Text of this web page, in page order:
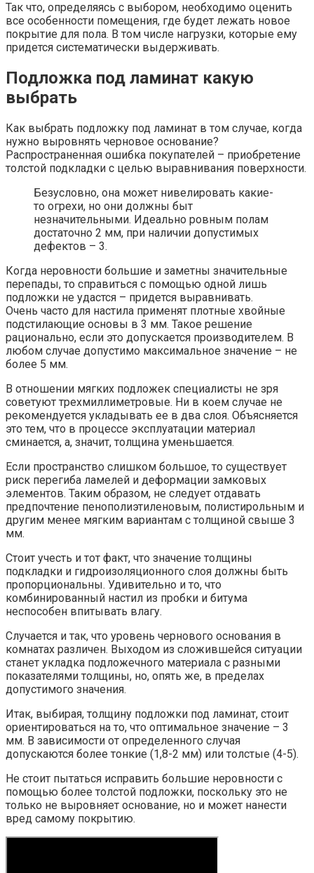
Так что, определяясь с выбором, необходимо оценить
все особенности помещения, где будет лежать новое
покрытие для пола. В том числе нагрузки, которые ему
придется систематически выдерживать.
Подложка под ламинат какую
выбрать
Как выбрать подложку под ламинат в том случае, когда
нужно выровнять черновое основание?
Распространенная ошибка покупателей – приобретение
толстой подкладки с целью выравнивания поверхности.
Безусловно, она может нивелировать какие-
то огрехи, но они должны быт
незначительными. Идеально ровным полам
достаточно 2 мм, при наличии допустимых
дефектов – 3.
Когда неровности большие и заметны значительные
перепады, то справиться с помощью одной лишь
подложки не удастся – придется выравнивать.
Очень часто для настила применят плотные хвойные
подстилающие основы в 3 мм. Такое решение
рационально, если это допускается производителем. В
любом случае допустимо максимальное значение – не
более 5 мм.
В отношении мягких подложек специалисты не зря
советуют трехмиллиметровые. Ни в коем случае не
рекомендуется укладывать ее в два слоя. Объясняется
это тем, что в процессе эксплуатации материал
сминается, а, значит, толщина уменьшается.
Если пространство слишком большое, то существует
риск перегиба ламелей и деформации замковых
элементов. Таким образом, не следует отдавать
предпочтение пенополиэтиленовым, полистирольным и
другим менее мягким вариантам с толщиной свыше 3
мм.
Стоит учесть и тот факт, что значение толщины
подкладки и гидроизоляционного слоя должны быть
пропорциональны. Удивительно и то, что
комбинированный настил из пробки и битума
неспособен впитывать влагу.
Случается и так, что уровень чернового основания в
комнатах различен. Выходом из сложившейся ситуации
станет укладка подложечного материала с разными
показателями толщины, но, опять же, в пределах
допустимого значения.
Итак, выбирая, толщину подложки под ламинат, стоит
ориентироваться на то, что оптимальное значение – 3
мм. В зависимости от определенного случая
допускаются более тонкие (1,8-2 мм) или толстые (4-5).
Не стоит пытаться исправить большие неровности с
помощью более толстой подложки, поскольку это не
только не выровняет основание, но и может нанести
вред самому покрытию.